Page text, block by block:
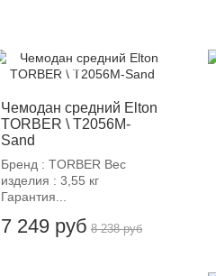
Чемодан средний Elton
TORBER \ T2056M-
Sand
Бренд : TORBER Вес
изделия : 3,55 кг
Гарантия...
7 249 руб
-12%
8 238 руб